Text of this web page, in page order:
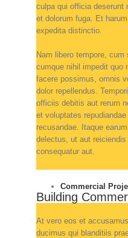
culpa qui officia deserunt
et dolorum fuga. Et
expedita distinctio.
Nam libero tempore,
cumque nihil impedit quo
facere possimus, omnis
dolor repellendus.
officiis debitis aut rerum
et voluptates
recusandae. Itaque
delectus, ut aut
consequatur aut.
Commercial
Building
At vero eos et
ducimus qui blanditiis